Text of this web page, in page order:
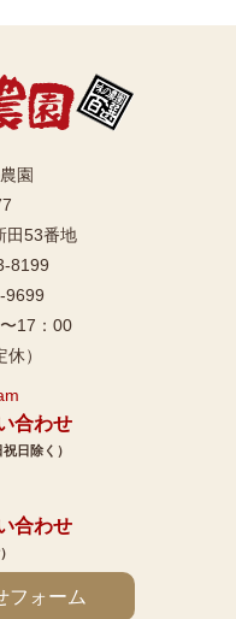
園
田53番地
8199
17：00
）
合わせ
日除く）
合わせ
フォーム